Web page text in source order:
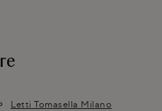
Letti Tomasella Milano